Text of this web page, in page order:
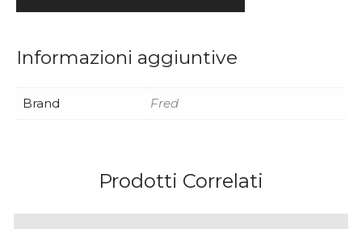
Informazioni aggiuntive
Brand Fred
Prodotti Correlati